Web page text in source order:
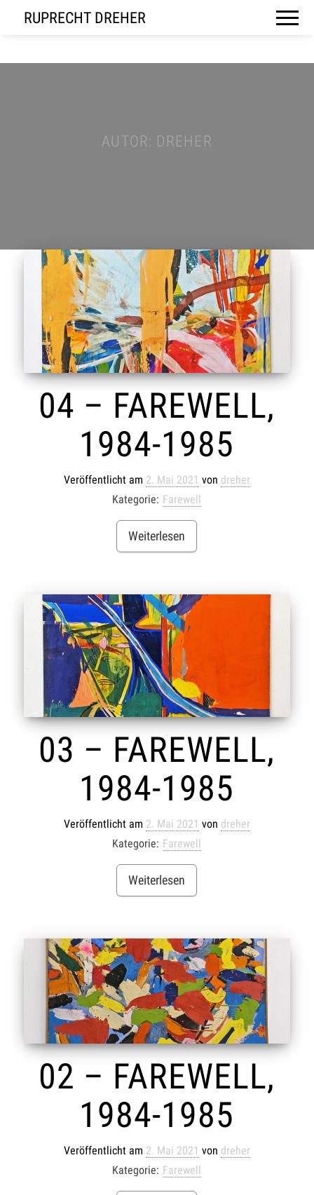
RUPRECHT DREHER
AUTOR: DREHER
04 – FAREWELL,
1984-1985
Veröffentlicht am 2. Mai 2021 von dreher
Kategorie: Farewell
Weiterlesen
03 – FAREWELL,
1984-1985
Veröffentlicht am 2. Mai 2021 von dreher
Kategorie: Farewell
Weiterlesen
02 – FAREWELL,
1984-1985
Veröffentlicht am 2. Mai 2021 von dreher
Kategorie: Farewell